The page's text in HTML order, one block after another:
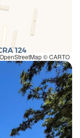
© CARTO